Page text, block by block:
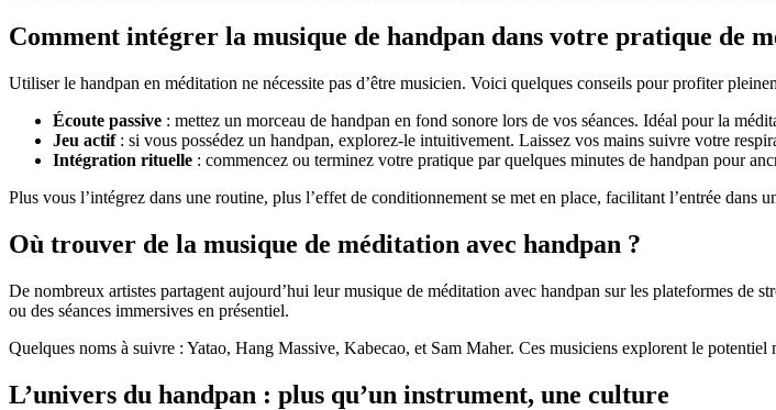
Comment intégrer la musique de handpan dans votre pratique de
Utiliser le handpan en méditation ne nécessite pas d’être musicien. Voici quelques conseils pour profiter
Écoute passive : mettez un morceau de handpan en fond sonore lors de vos séances. Idéal pour la
Jeu actif: si vous possédez un handpan, explorez-le intuitivement. Laissez vos mains suivre votre
Intégration rituelle : commencez ou terminez votre pratique par quelques minutes de handpan pour
Plus vous l’intégrez dans une routine, plus l’effet de conditionnement se met en place, facilitant l’entrée dans
Où trouver de la musique de méditation avec handpan ?
De nombreux artistes partagent aujourd’hui leur musique de méditation avec handpan sur les plateformes de
ou des séances immersives en présentiel.
Quelques noms à suivre : Yatao, Hang Massive, Kabecao, et Sam Maher. Ces musiciens explorent le
L’univers du handpan : plus qu’un instrument, une culture